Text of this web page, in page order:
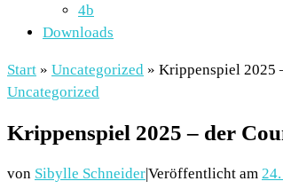
4b
Downloads
Start » Uncategorized » Krippenspiel 2025
Uncategorized
Krippenspiel 2025 – der
von Sibylle Schneider|Veröffentlicht am